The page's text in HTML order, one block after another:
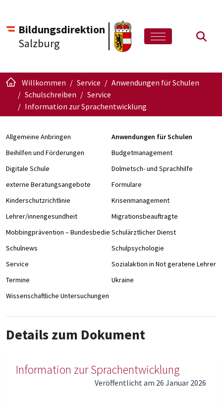
Bildungsdirektion
Salzburg
Willkommen Service
Anwendungen für Schulen
Schulschreiben
Service
Information zur Sprachentwicklung
Allgemeine Anbringen
Anwendungen für Schulen
Beihilfen und Förderungen
Budgetmanagement
Digitale Schule
Dolmetsch- und Sprachhilfe
externe Beratungsangebote
Formulare
Kinderschutzrichtlinie
Krisenmanagement
Lehrer/innengesundheit
Migrationsbeauftragte
Mobbingprävention – Bundesbedienstete an Schulen
Schulärztlicher Dienst
Schulnews
Schulpsychologie
Service
Sozialaktion in Not geratene Lehrer/
Termine
Ukraine
Wissenschaftliche Untersuchungen
Details zum Dokument
Information zur Sprachentwicklung
Veröffentlicht am 26 Januar 2026